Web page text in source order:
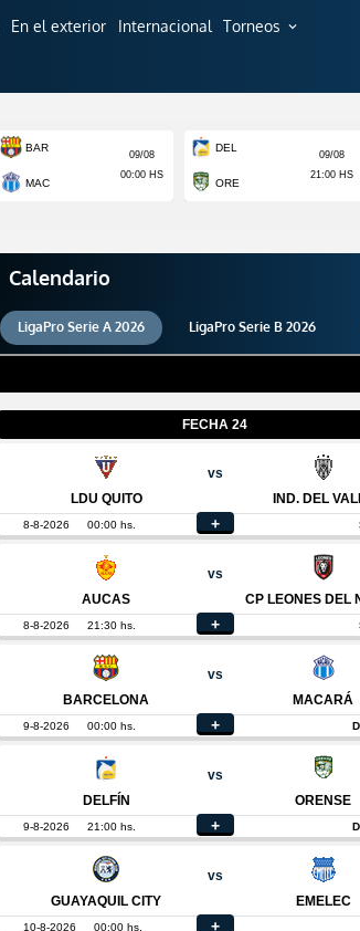
En el exterior Internacional Torneos expand_more
Calendario
LigaPro Serie A 2026 LigaPro Serie B 2026